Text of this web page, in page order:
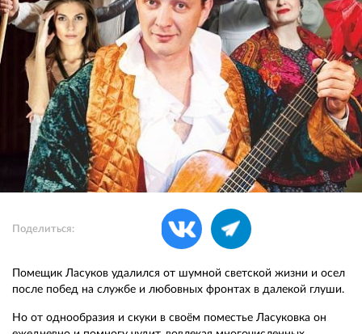
Поделиться:
Помещик Ласуков удалился от шумной светской жизни и осел
после побед на службе и любовных фронтах в далекой глуши.
Но от однообразия и скуки в своём поместье Ласуковка он